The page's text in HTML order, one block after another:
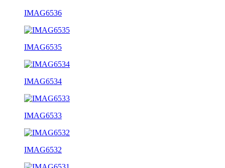
IMAG6536
IMAG6535
IMAG6534
IMAG6533
IMAG6532